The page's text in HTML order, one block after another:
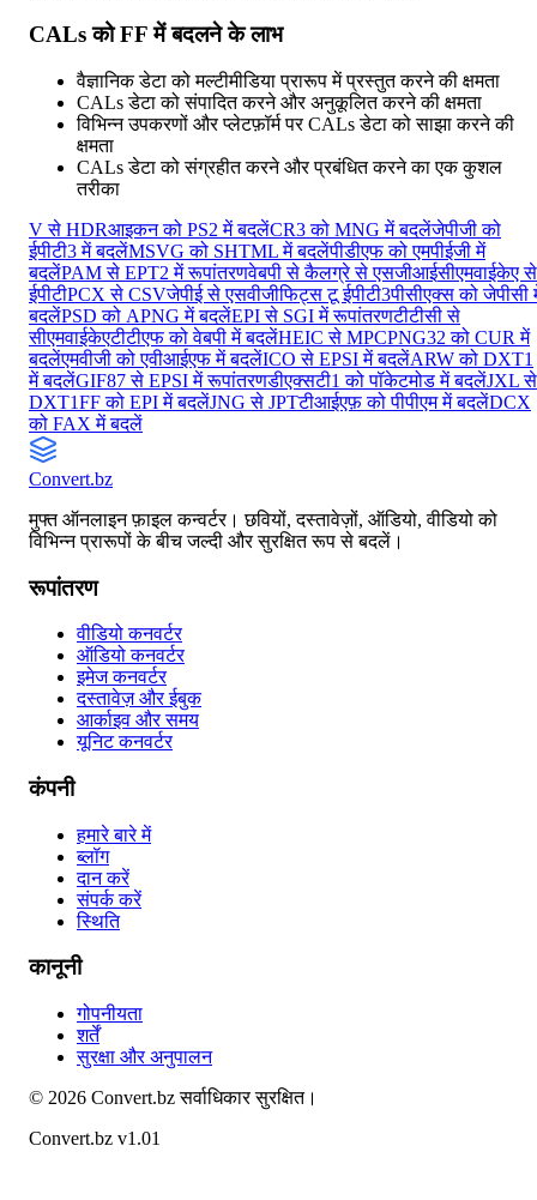
CALs को FF में बदलने के लाभ
वैज्ञानिक डेटा को मल्टीमीडिया प्रारूप में प्रस्तुत करने की क्षमता
CALs डेटा को संपादित करने और अनुकूलित करने की क्षमता
विभिन्न उपकरणों और प्लेटफ़ॉर्म पर CALs डेटा को साझा करने की
क्षमता
CALs डेटा को संग्रहीत करने और प्रबंधित करने का एक कुशल
तरीका
V से HDRआइकन को PS2 में बदलेंCR3 को MNG में बदलेंजेपीजी को
ईपीटी3 में बदलेंMSVG को SHTML में बदलेंपीडीएफ को एमपीईजी में
बदलेंPAM से EPT2 में रूपांतरणवेबपी से कैलग्रे से एसजीआईसीएमवाईकेए से
ईपीटीPCX से CSVजेपीई से एसवीजीफिट्स टू ईपीटी3पीसीएक्स को जेपीसी
बदलेंPSD को APNG में बदलेंEPI से SGI में रूपांतरणटीटीसी से
सीएमवाईकेएटीटीएफ को वेबपी में बदलेंHEIC से MPCPNG32 को CUR में
बदलेंएमवीजी को एवीआईएफ में बदलेंICO से EPSI में बदलेंARW को DXT1
में बदलेंGIF87 से EPSI में रूपांतरणडीएक्सटी1 को पॉकेटमोड में बदलेंJXL से
DXT1FF को EPI में बदलेंJNG से JPTटीआईएफ़ को पीपीएम में बदलेंDCX
को FAX में बदलें
Convert.bz
मुफ्त ऑनलाइन फ़ाइल कन्वर्टर। छवियों, दस्तावेज़ों, ऑडियो, वीडियो को
विभिन्न प्रारूपों के बीच जल्दी और सुरक्षित रूप से बदलें।
रूपांतरण
वीडियो कनवर्टर
ऑडियो कनवर्टर
इमेज कनवर्टर
दस्तावेज़ और ईबुक
आर्काइव और समय
यूनिट कनवर्टर
कंपनी
हमारे बारे में
ब्लॉग
दान करें
संपर्क करें
स्थिति
कानूनी
गोपनीयता
शर्तें
सुरक्षा और अनुपालन
© 2026 Convert.bzसर्वाधिकार सुरक्षित।
Convert.bz v1.01